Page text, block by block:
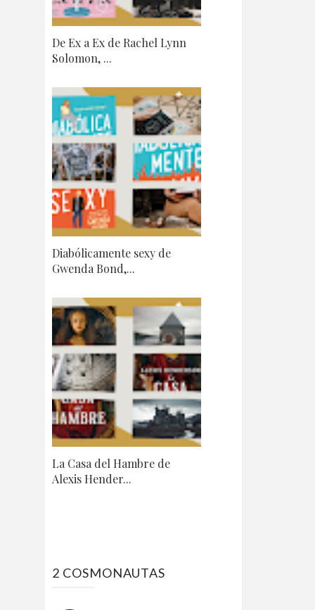
De Ex a Ex de Rachel Lynn
Solomon, ...
Diabólicamente sexy de
Gwenda Bond,...
La Casa del Hambre de
Alexis Hender...
2 COSMONAUTAS